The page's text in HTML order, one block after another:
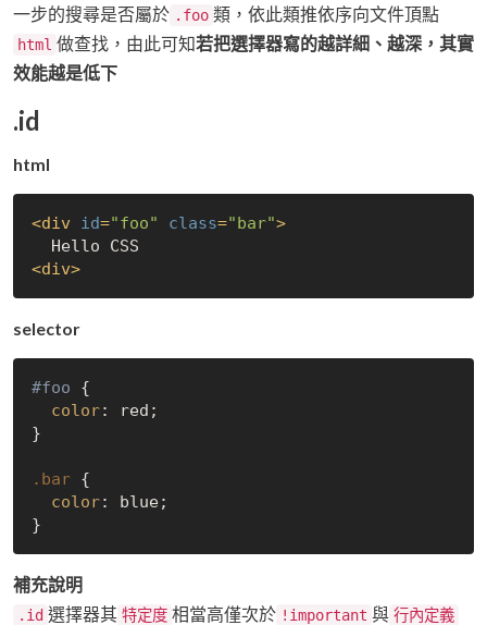
一步的搜尋是否屬於 .foo 類，依此類推依序向文件頂點
html 做查找，由此可知若把選擇器寫的越詳細、越深，其實
效能越是低下
.id
html
<div id="foo" class="bar">
<div>
selector
#foo {
color: red;
}
.bar {
color: blue;
補充說明
.id 選擇器其 特定度 相當高僅次於 !important 與 行內定義